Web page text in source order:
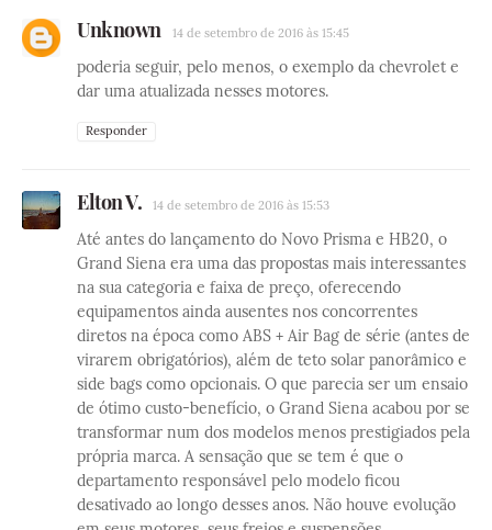
Unknown 14 de setembro de 2016 às 15:45
poderia seguir, pelo menos, o exemplo da chevrolet e
dar uma atualizada nesses motores.
Responder
Elton V. 14 de setembro de 2016 às 15:53
Até antes do lançamento do Novo Prisma e HB20, o
Grand Siena era uma das propostas mais interessantes
na sua categoria e faixa de preço, oferecendo
equipamentos ainda ausentes nos concorrentes
diretos na época como ABS + Air Bag de série (antes de
virarem obrigatórios), além de teto solar panorâmico e
side bags como opcionais. O que parecia ser um ensaio
de ótimo custo-benefício, o Grand Siena acabou por se
transformar num dos modelos menos prestigiados pela
própria marca. A sensação que se tem é que o
departamento responsável pelo modelo ficou
desativado ao longo desses anos. Não houve evolução